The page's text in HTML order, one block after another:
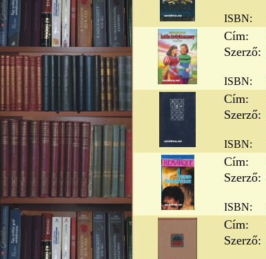
ISBN:
Cím:
Szerző:
ISBN:
Cím:
Szerző:
ISBN:
Cím:
Szerző:
ISBN:
Cím:
Szerző: